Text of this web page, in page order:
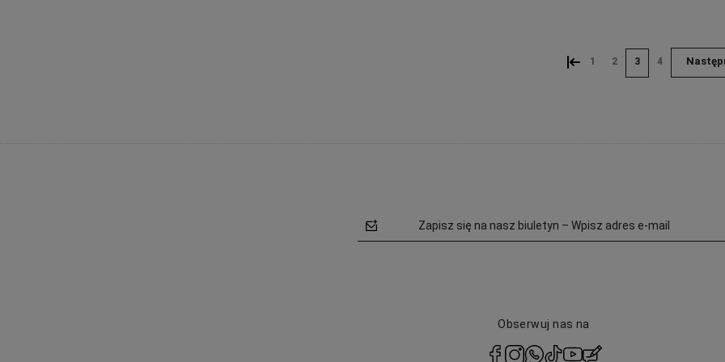
« 1 2 3 4
Zapisz się na nasz biuletyn – Wpisz adres e-mail
Obserwuj nas na